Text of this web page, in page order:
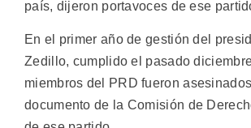
país, dijeron portavoces de ese
En el primer año de gestión del
Zedillo, cumplido el pasado
miembros del PRD fueron
documento de la Comisión de